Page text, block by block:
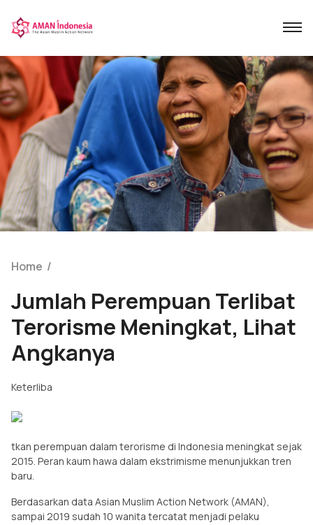
Home /
Jumlah Perempuan Terlibat
Terorisme Meningkat, Lihat
Angkanya
Keterliba
tkan perempuan dalam terorisme di Indonesia meningkat sejak
2015. Peran kaum hawa dalam ekstrimisme menunjukkan tren
baru.
Berdasarkan data Asian Muslim Action Network (AMAN),
sampai 2019 sudah 10 wanita tercatat menjadi pelaku